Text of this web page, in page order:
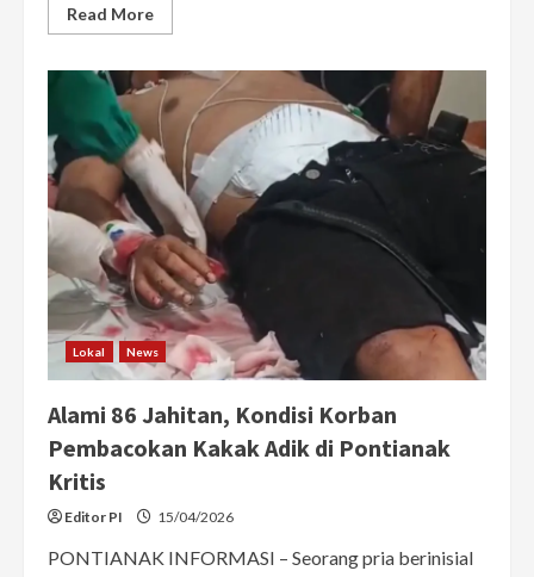
Read MoreRead
more
86
Jahitan,
Kondisi
Korban
Pembacokan
Kakak
Adik
di
Gang
Margo
Kritis
Lokal News
Alami 86 Jahitan, Kondisi Korban
Pembacokan Kakak Adik di Pontianak
Kritis
Editor PI 15/04/2026
PONTIANAK INFORMASI – Seorang pria berinisial